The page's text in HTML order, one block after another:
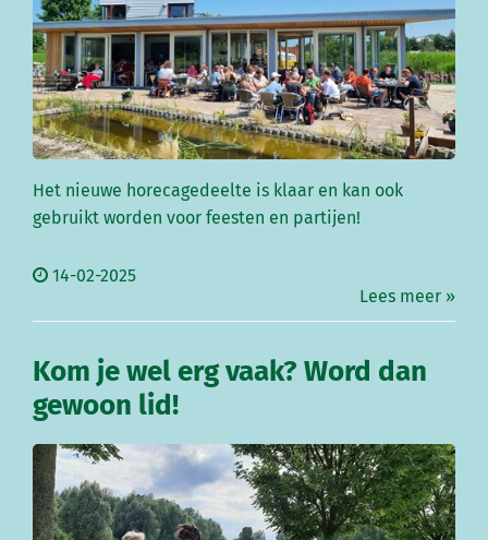
Het nieuwe horecagedeelte is klaar en kan ook
gebruikt worden voor feesten en partijen!
14-02-2025
Lees meer »
Kom je wel erg vaak? Word dan
gewoon lid!